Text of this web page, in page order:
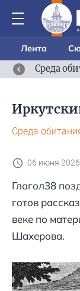
Лента
Среда
Среда
06 июня 2026
Глагол38
готов
веке по
Шахерова.